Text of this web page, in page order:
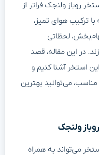
روباز ولنجک فراتر از
ترکیب هوای تمیز،
لحظاتی
در این مقاله، قصد
استخر آشنا کنیم و
می‌توانید بهترین
ولنجک
می‌تواند به همراه